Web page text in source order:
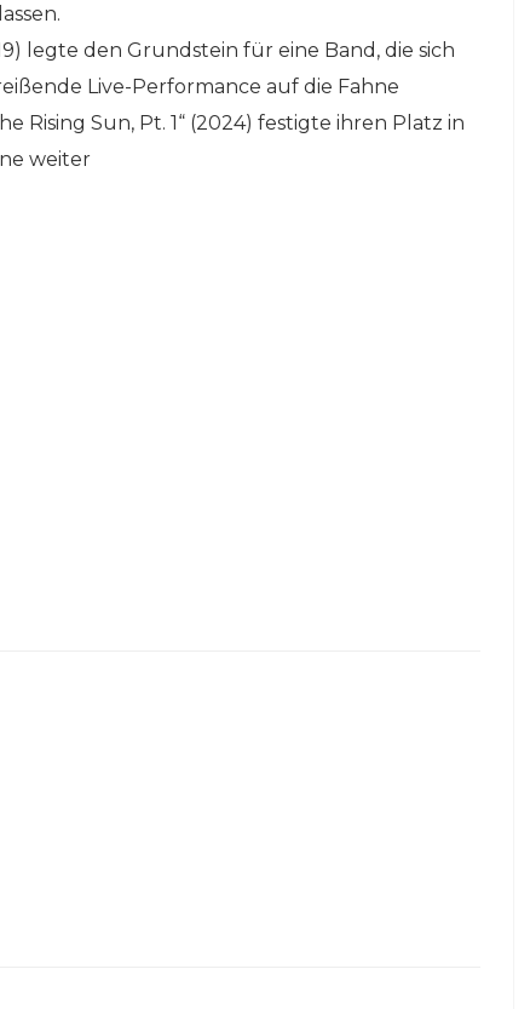
legte den Grundstein für eine Band, die sich
Live-Performance auf die Fahne
Rising Sun, Pt. 1“ (2024) festigte ihren Platz in
weiter